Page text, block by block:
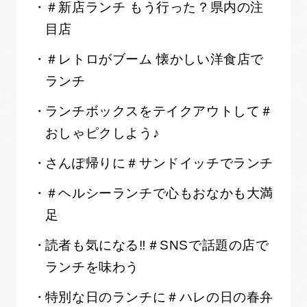
＃新店ランチ もう行った？県内の注
目店
＃レトロがブーム 懐かしい洋食店で
ランチ
ランチボックスをテイクアウトして＃
おしゃピクしよう♪
さんぽ帰りに＃サンドイッチでランチ
＃ヘルシーランチで心もおなかも大満
足
読者も気になる‼＃SNSで話題の店で
ランチを味わう
特別な日のランチに＃ハレの日の春弁